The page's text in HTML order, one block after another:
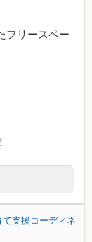
フリースペー
支援コーディネ